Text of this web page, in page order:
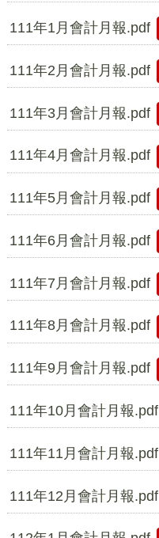
111年1月會計月報.pdf
111年2月會計月報.pdf
111年3月會計月報.pdf
111年4月會計月報.pdf
111年5月會計月報.pdf
111年6月會計月報.pdf
111年7月會計月報.pdf
111年8月會計月報.pdf
111年9月會計月報.pdf
111年10月會計月報.pdf
111年11月會計月報.pdf
111年12月會計月報.pdf